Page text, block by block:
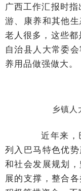
广西工作汇报时
游、康养和其他
老人很多，这些
自治县人大常委
养用品做强做大。
乡镇
近年来，
列入巴马特色优
和社会发展规划
展的支撑，整合